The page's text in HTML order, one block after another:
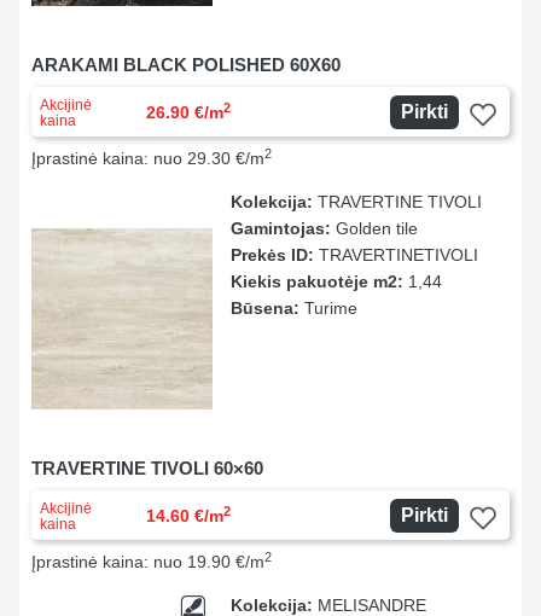
ARAKAMI BLACK POLISHED 60X60
Akcijinė
kaina
26.90 €/m2 Pirkti
Įprastinė kaina: nuo 29.30 €/m2
Kolekcija: TRAVERTINE TIVOLI
Gamintojas: Golden tile
Prekės ID: TRAVERTINETIVOLI
Kiekis pakuotėje m2: 1,44
Būsena: Turime
TRAVERTINE TIVOLI 60×60
Akcijinė
kaina
14.60 €/m2 Pirkti
Įprastinė kaina: nuo 19.90 €/m2
Kolekcija: MELISANDRE